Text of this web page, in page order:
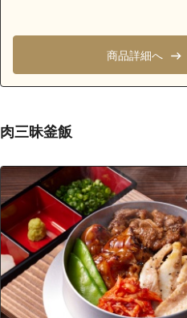
東京都江戸川区南葛西７丁目
東京都江戸川区臨海町１丁目
東京都江戸川区臨海町３丁目
東京都江戸川区臨海町５丁目
東京都江戸川区臨海町６丁目
東京都江戸川区一之江８丁目
商品詳細へ
肉三昧釜飯